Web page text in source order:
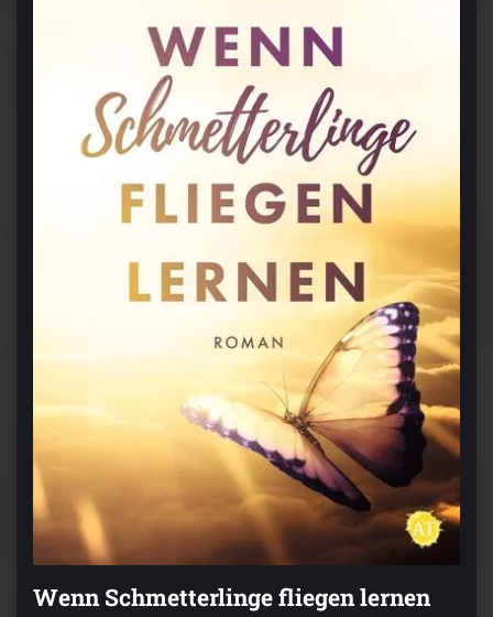
Wenn Schmetterlinge fliegen lernen